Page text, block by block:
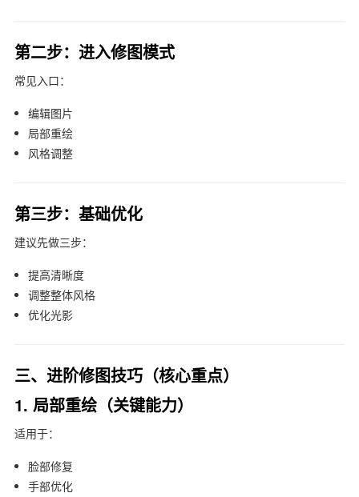
第二步：进入修图模式
常见入口：
编辑图片
局部重绘
风格调整
第三步：基础优化
建议先做三步：
提高清晰度
调整整体风格
优化光影
三、进阶修图技巧（核心重点）
1. 局部重绘（关键能力）
适用于：
脸部修复
手部优化